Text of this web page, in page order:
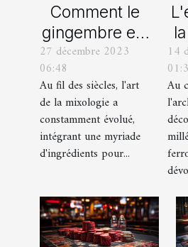
Comment le
gingembre est
devenu un
ingrédient clé
dans la
mixologie
moderne
27 décembre 2023
06:48
Au fil des siècles, l'art
de la mixologie a
constamment évolué,
intégrant une myriade
d'ingrédients pour...
14
Au